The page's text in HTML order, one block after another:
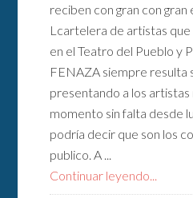
reciben con gran con gran
Lcartelera de artistas que
en el Teatro del Pueblo y
FENAZA siempre resulta
presentando a los
momento sin falta desde
podría decir que son los
publico. A ...
Continuar leyendo...